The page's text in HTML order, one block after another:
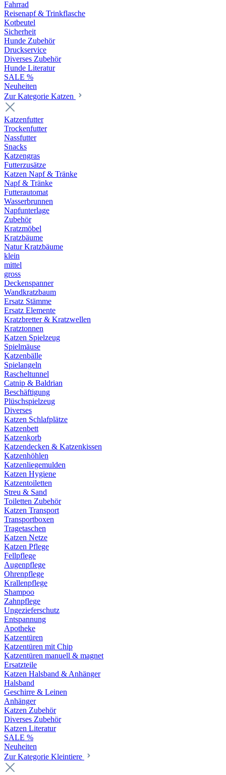
Fahrrad
Reisenapf & Trinkflasche
Kotbeutel
Sicherheit
Hunde Zubehör
Druckservice
Diverses Zubehör
Hunde Literatur
SALE %
Neuheiten
Zur Kategorie Katzen
Katzenfutter
Trockenfutter
Nassfutter
Snacks
Katzengras
Futterzusätze
Katzen Napf & Tränke
Napf & Tränke
Futterautomat
Wasserbrunnen
Napfunterlage
Zubehör
Kratzmöbel
Kratzbäume
Natur Kratzbäume
klein
mittel
gross
Deckenspanner
Wandkratzbaum
Ersatz Stämme
Ersatz Elemente
Kratzbretter & Kratzwellen
Kratztonnen
Katzen Spielzeug
Spielmäuse
Katzenbälle
Spielangeln
Rascheltunnel
Catnip & Baldrian
Beschäftigung
Plüschspielzeug
Diverses
Katzen Schlafplätze
Katzenbett
Katzenkorb
Katzendecken & Katzenkissen
Katzenhöhlen
Katzenliegemulden
Katzen Hygiene
Katzentoiletten
Streu & Sand
Toiletten Zubehör
Katzen Transport
Transportboxen
Tragetaschen
Katzen Netze
Katzen Pflege
Fellpflege
Augenpflege
Ohrenpflege
Krallenpflege
Shampoo
Zahnpflege
Ungezieferschutz
Entspannung
Apotheke
Katzentüren
Katzentüren mit Chip
Katzentüren manuell & magnet
Ersatzteile
Katzen Halsband & Anhänger
Halsband
Geschirre & Leinen
Anhänger
Katzen Zubehör
Diverses Zubehör
Katzen Literatur
SALE %
Neuheiten
Zur Kategorie Kleintiere